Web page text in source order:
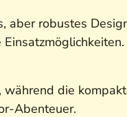
robustes
die
Abenteuer.